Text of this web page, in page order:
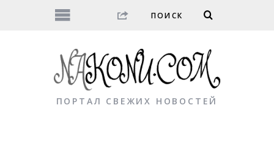
ПОРТАЛ СВЕЖИХ НОВОСТЕЙ